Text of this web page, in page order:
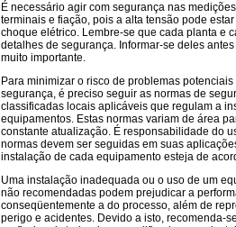
É necessário agir com segurança nas
terminais e fiação, pois a alta tensão pode
choque elétrico. Lembre-se que cada planta e
detalhes de segurança. Informar-se deles
muito importante.
Para minimizar o risco de problemas
segurança, é preciso seguir as normas de
classificadas locais aplicáveis que regulam a
equipamentos. Estas normas variam de área
constante atualização. É responsabilidade do
normas devem ser seguidas em suas
instalação de cada equipamento esteja de
Uma instalação inadequada ou o uso de um
não recomendadas podem prejudicar a
conseqüentemente a do processo, além de
perigo e acidentes. Devido a isto, recomenda-